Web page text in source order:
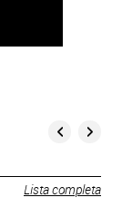
Lista completa